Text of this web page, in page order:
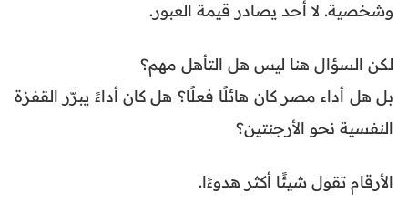
وشخصية. لا أحد يصادر قيمة العبور.
لكن السؤال هنا ليس هل التأهل مهم؟
بل هل أداء مصر كان هائلًا فعلًا؟ هل كان أداءً يبرّر القفزة
النفسية نحو الأرجنتين؟
الأرقام تقول شيئًا أكثر هدوءًا.